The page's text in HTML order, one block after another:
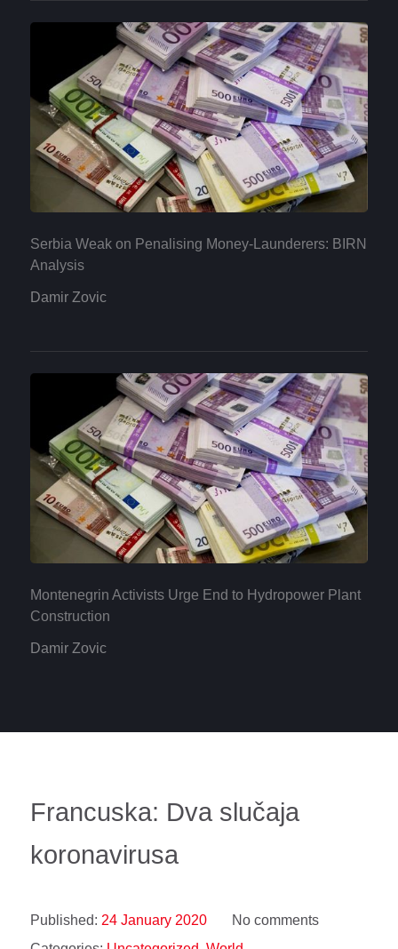
Serbia Weak on Penalising Money-Launderers: BIRN
Analysis
Damir Zovic
Montenegrin Activists Urge End to Hydropower Plant
Construction
Damir Zovic
Francuska: Dva slučaja
koronavirusa
Published: 24 January 2020
No comments